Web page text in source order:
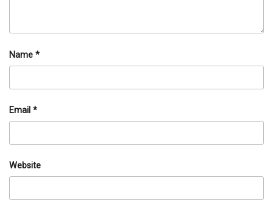
Name *
Email *
Website